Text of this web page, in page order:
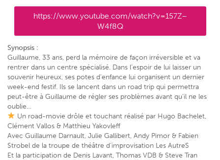
https://www.youtube.com/watch?v=157Z–
W4f8Q
Synopsis :
Guillaume, 33 ans, perd la mémoire de façon irréversible et va
rentrer dans un centre spécialisé. Dans l’espoir de lui laisser un
souvenir heureux, ses potes d’enfance lui organisent un dernier
week-end festif. Ils se lancent dans un road trip qui permettra
peut-être à Guillaume de régler ses problèmes avant qu’il ne les
oublie…
Un road-movie drôle et touchant réalisé par Hugo Bachelet,
Clément Vallos & Matthieu Yakovleff
Avec Guillaume Darnault, Julie Gallibert, Andy Pimor & Fabien
Strobel de la troupe de théâtre d’improvisation Les AutreS
Et la participation de Denis Lavant, Thomas VDB & Steve Tran